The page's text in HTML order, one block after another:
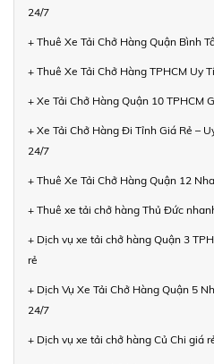
24/7
+ Thuê Xe Tải Chở Hàng Quận Bình
+ Thuê Xe Tải Chở Hàng TPHCM Uy
+ Xe Tải Chở Hàng Quận 10 TPHCM
+ Xe Tải Chở Hàng Đi Tỉnh Giá Rẻ –
24/7
+ Thuê Xe Tải Chở Hàng Quận 12
+ Thuê xe tải chở hàng Thủ Đức
+ Dịch vụ xe tải chở hàng Quận 3
rẻ
+ Dịch Vụ Xe Tải Chở Hàng Quận 5
24/7
+ Dịch vụ xe tải chở hàng Củ Chi giá